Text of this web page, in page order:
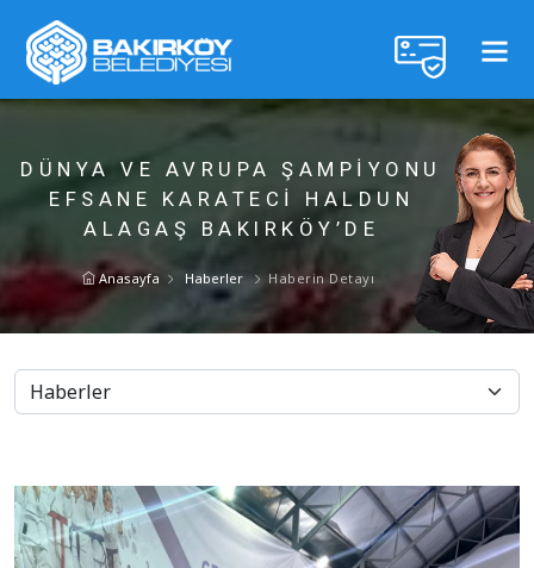
DÜNYA VE AVRUPA ŞAMPİYONU
EFSANE KARATECİ HALDUN
ALAGAŞ BAKIRKÖY’DE
Anasayfa Haberler Haberin Detayı